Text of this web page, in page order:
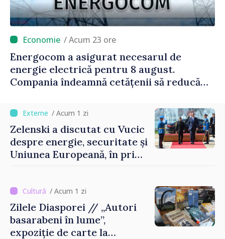
/ Acum 23 ore
Energocom a asigurat necesarul de
energie electrică pentru 8 august.
Compania îndeamnă cetățenii să reducă
/ Acum 1 zi
Zelenski a discutat cu Vucic
despre energie, securitate și
Uniunea Europeană, în prima
/ Acum 1 zi
Zilele Diasporei // „Autori
basarabeni în lume”,
expoziție de carte la